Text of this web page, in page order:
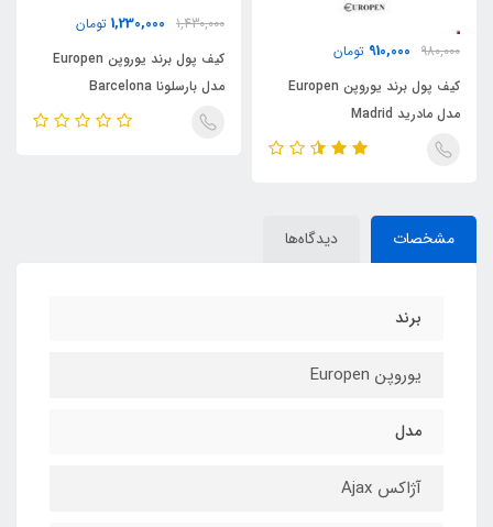
980,000
910,000 تومان
کیف پول برند یوروپن Europen
مدل مادرید Madrid
1,430,000
1,230,000 تومان
کیف پول برند یوروپن Europen
مدل بارسلونا Barcelona
مشخصات دیدگاه‌ها
برند
یوروپن Europen
مدل
آژاکس Ajax